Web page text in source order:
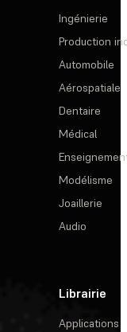
Ingénierie
Production
Automobile
Aérospatiale
Dentaire
Médical
Modélisme
Joaillerie
Audio
Librairie
Applications